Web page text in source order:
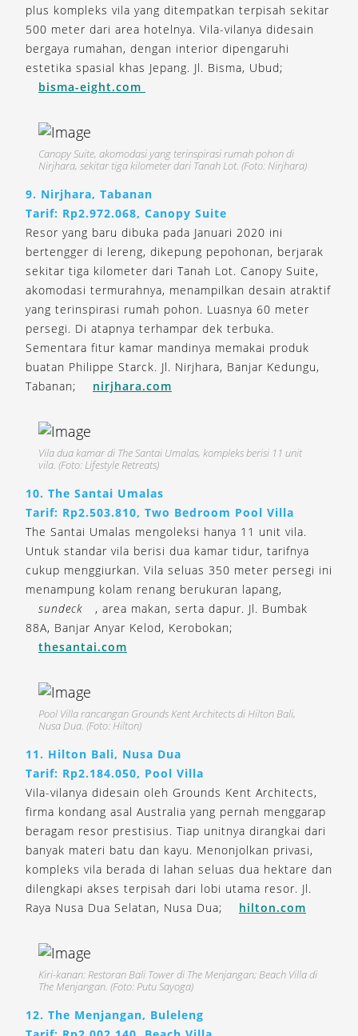
plus kompleks vila yang ditempatkan terpisah sekitar
500 meter dari area hotelnya. Vila-vilanya didesain
bergaya rumahan, dengan interior dipengaruhi
estetika spasial khas Jepang. Jl. Bisma, Ubud;
bisma-eight.com
Canopy Suite, akomodasi yang terinspirasi rumah pohon di
Nirjhara, sekitar tiga kilometer dari Tanah Lot. (Foto: Nirjhara)
9. Nirjhara, Tabanan
Tarif: Rp2.972.068, Canopy Suite
Resor yang baru dibuka pada Januari 2020 ini
bertengger di lereng, dikepung pepohonan, berjarak
sekitar tiga kilometer dari Tanah Lot. Canopy Suite,
akomodasi termurahnya, menampilkan desain atraktif
yang terinspirasi rumah pohon. Luasnya 60 meter
persegi. Di atapnya terhampar dek terbuka.
Sementara fitur kamar mandinya memakai produk
buatan Philippe Starck. Jl. Nirjhara, Banjar Kedungu,
Tabanan;
nirjhara.com
Vila dua kamar di The Santai Umalas, kompleks berisi 11 unit
vila. (Foto: Lifestyle Retreats)
10. The Santai Umalas
Tarif: Rp2.503.810, Two Bedroom Pool Villa
The Santai Umalas mengoleksi hanya 11 unit vila.
Untuk standar vila berisi dua kamar tidur, tarifnya
cukup menggiurkan. Vila seluas 350 meter persegi ini
menampung kolam renang berukuran lapang,
sundeck
, area makan, serta dapur. Jl. Bumbak
88A, Banjar Anyar Kelod, Kerobokan;
thesantai.com
Pool Villa rancangan Grounds Kent Architects di Hilton Bali,
Nusa Dua. (Foto: Hilton)
11. Hilton Bali, Nusa Dua
Tarif: Rp2.184.050, Pool Villa
Vila-vilanya didesain oleh Grounds Kent Architects,
firma kondang asal Australia yang pernah menggarap
beragam resor prestisius. Tiap unitnya dirangkai dari
banyak materi batu dan kayu. Menonjolkan privasi,
kompleks vila berada di lahan seluas dua hektare dan
dilengkapi akses terpisah dari lobi utama resor. Jl.
Raya Nusa Dua Selatan, Nusa Dua;
hilton.com
Kiri-kanan: Restoran Bali Tower di The Menjangan; Beach Villa di
The Menjangan. (Foto: Putu Sayoga)
12. The Menjangan, Buleleng